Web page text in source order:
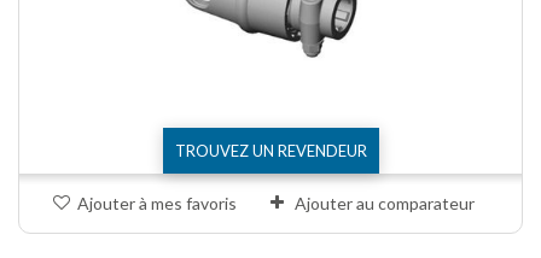
TROUVEZ UN REVENDEUR
Ajouter à mes favoris Ajouter au comparateur